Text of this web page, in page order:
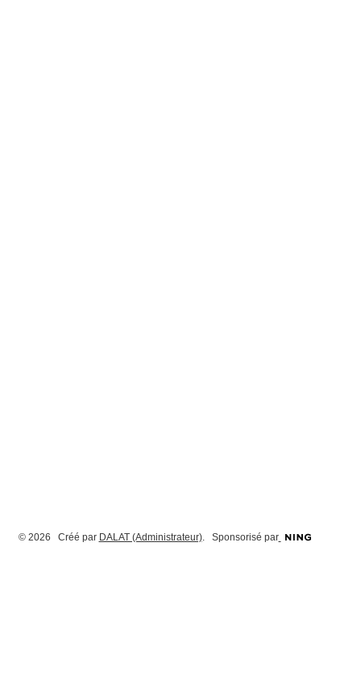
© 2026 Créé par DALAT (Administrateur). Sponsorisé par